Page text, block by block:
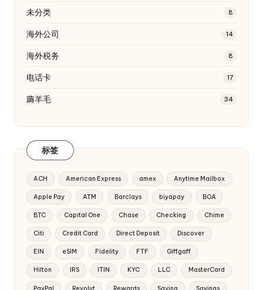
未分类 8
海外公司 14
海外税务 8
电话卡 17
薅羊毛 34
标签
ACH American Express amex Anytime Mailbox
Apple Pay ATM Barclays biyapay BOA
BTC Capital One Chase Checking Chime
Citi Credit Card Direct Deposit Discover
EIN eSIM Fidelity FTF Giffgaff
Hilton IRS ITIN KYC LLC MasterCard
PayPal Revolut Rewards Saving Savings